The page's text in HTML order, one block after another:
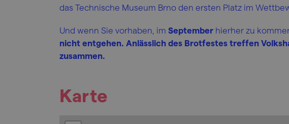
das Technische Museum Brno den ersten Platz im
Und wenn Sie vorhaben, im September hierher zu
nicht entgehen. Anlässlich des Brotfestes treffen
zusammen.
Karte